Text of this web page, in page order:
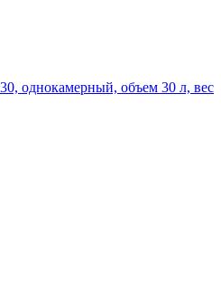
однокамерный, объем 30 л, вес